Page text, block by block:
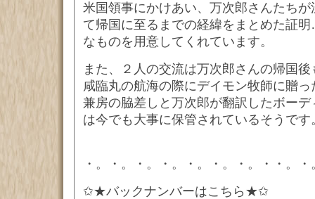
米国領事にかけあい、万次郎さんたち
て帰国に至るまでの経緯をまとめた証
なものを用意してくれています。
また、２人の交流は万次郎さんの帰国後
咸臨丸の航海の際にデイモン牧師に贈っ
兼房の脇差しと万次郎が翻訳したボー
は今でも大事に保管されているそうです
・。・。・。・。・。・。・。・・。
✩★バックナンバーはこちら★✩